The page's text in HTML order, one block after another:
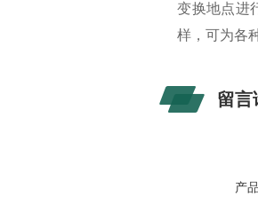
变换地点进
样，可为各
留言
产